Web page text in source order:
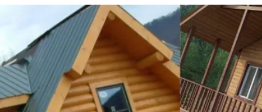
televizyon
Bebek Giyim Dernekler ve Birlikler
çiçek İnternet